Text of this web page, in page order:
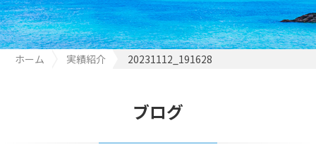
ホーム 実績紹介 20231112_191628
ブログ